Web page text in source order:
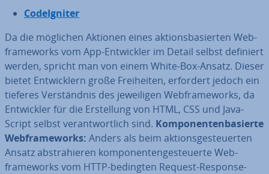
Cod­e­Ig­ni­ter
Da die möglichen Aktionen eines ak­ti­ons­ba­sier­ten Web­
frame­works vom App-Ent­wick­ler im Detail selbst definiert
werden, spricht man von einem White-Box-Ansatz. Dieser
bietet Ent­wick­lern große Frei­hei­ten, erfordert jedoch ein
tieferes Ver­ständ­nis des je­wei­li­gen Web­frame­works, da
Ent­wick­ler für die Er­stel­lung von HTML, CSS und Ja­va­
Script selbst ver­ant­wort­lich sind. Kom­po­nen­ten­ba­sier­te
Web­frame­works: Anders als beim ak­ti­ons­ge­steu­er­ten
Ansatz abs­tra­hie­ren kom­po­nen­ten­ge­steu­er­te Web­
frame­works vom HTTP-bedingten Request-Response-